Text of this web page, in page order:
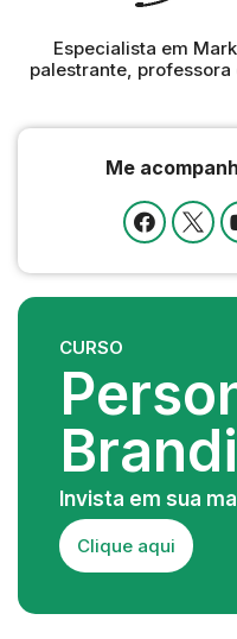
Especialista em
palestrante,
Me
CURSO
Invista em sua
Clique aqui